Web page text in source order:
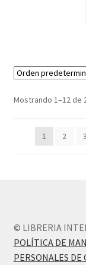
Mostrando 1–12 de
1 2 3
© LIBRERIA
POLÍTICA DE
PERSONALES